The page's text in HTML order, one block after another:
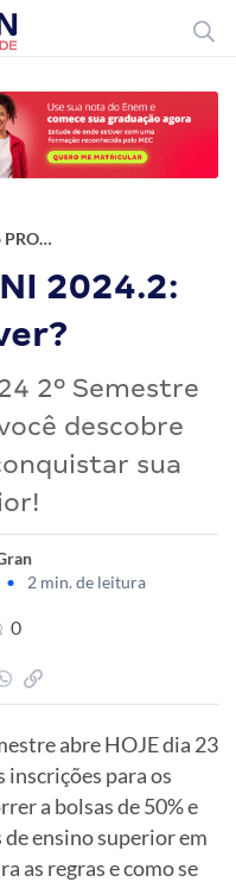
Inscrição PROUNI 2024.2: como se inscrever?
2024.2:
2º Semestre
descobre
sua
• 2 min. de leitura
0
abre HOJE dia 23
inscrições para os
a bolsas de 50% e
ensino superior em
as regras e como se